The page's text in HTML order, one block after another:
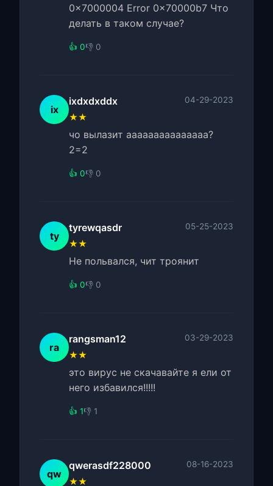
0x7000004 Error 0x70000b7 Что
делать в таком случае?
👍 0👎 0
ix
ixdxdxddx 04-29-2023
★★
чо вылазит ааааааааааааааа?
2=2
👍 0👎 0
ty
tyrewqasdr 05-25-2023
★★
Не польвался, чит троянит
👍 0👎 0
ra
rangsman12 03-29-2023
★★
это вирус не скачавайте я ели от
него избавился!!!!!
👍 1👎 1
qw
qwerasdf228000 08-16-2023
★★